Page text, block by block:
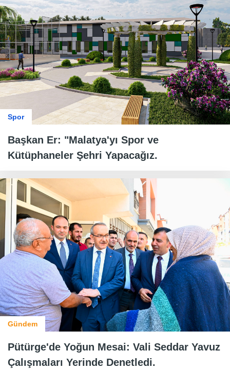
Spor
Başkan Er: "Malatya'yı Spor ve
Kütüphaneler Şehri Yapacağız.
Gündem
Pütürge'de Yoğun Mesai: Vali Seddar Yavuz
Çalışmaları Yerinde Denetledi.